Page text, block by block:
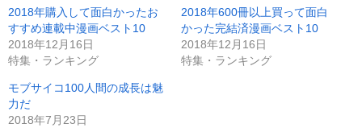
2018年購入して面白かったお
すすめ連載中漫画ベスト10
2018年12月16日
特集・ランキング
2018年600冊以上買って面白
かった完結済漫画ベスト10
2018年12月16日
特集・ランキング
モブサイコ100人間の成長は魅
力だ
2018年7月23日